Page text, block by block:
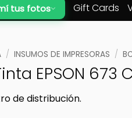
tus fotos Gift Cards
/ INSUMOS DE IMPRESORAS /
EPSON 673
de distribución.